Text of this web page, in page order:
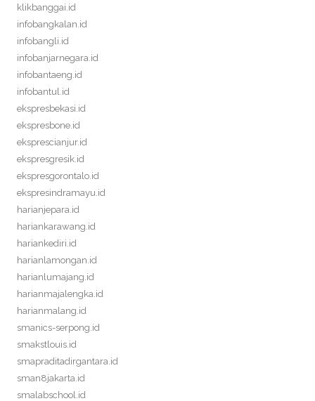
klikbanggai.id
infobangkalan.id
infobangli.id
infobanjarnegara.id
infobantaeng.id
infobantul.id
ekspresbekasi.id
ekspresbone.id
eksprescianjur.id
ekspresgresik.id
ekspresgorontalo.id
ekspresindramayu.id
harianjepara.id
hariankarawang.id
hariankediri.id
harianlamongan.id
harianlumajang.id
harianmajalengka.id
harianmalang.id
smanics-serpong.id
smakstlouis.id
smapraditadirgantara.id
sman8jakarta.id
smalabschool.id